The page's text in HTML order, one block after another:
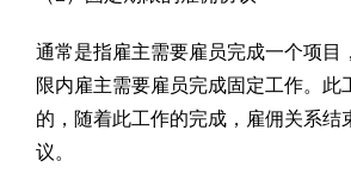
通常是指雇主需要雇员完成一个项目
限内雇主需要雇员完成固定工作。此
的，随着此工作的完成，雇佣关系结
议。